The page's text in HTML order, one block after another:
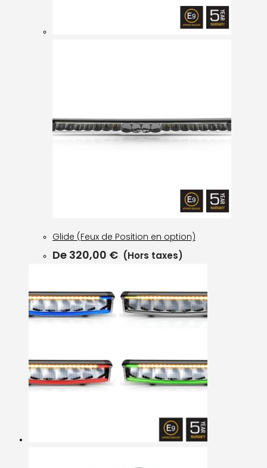
Glide (Feux de Position en option)
De 320,00 € (Hors taxes)